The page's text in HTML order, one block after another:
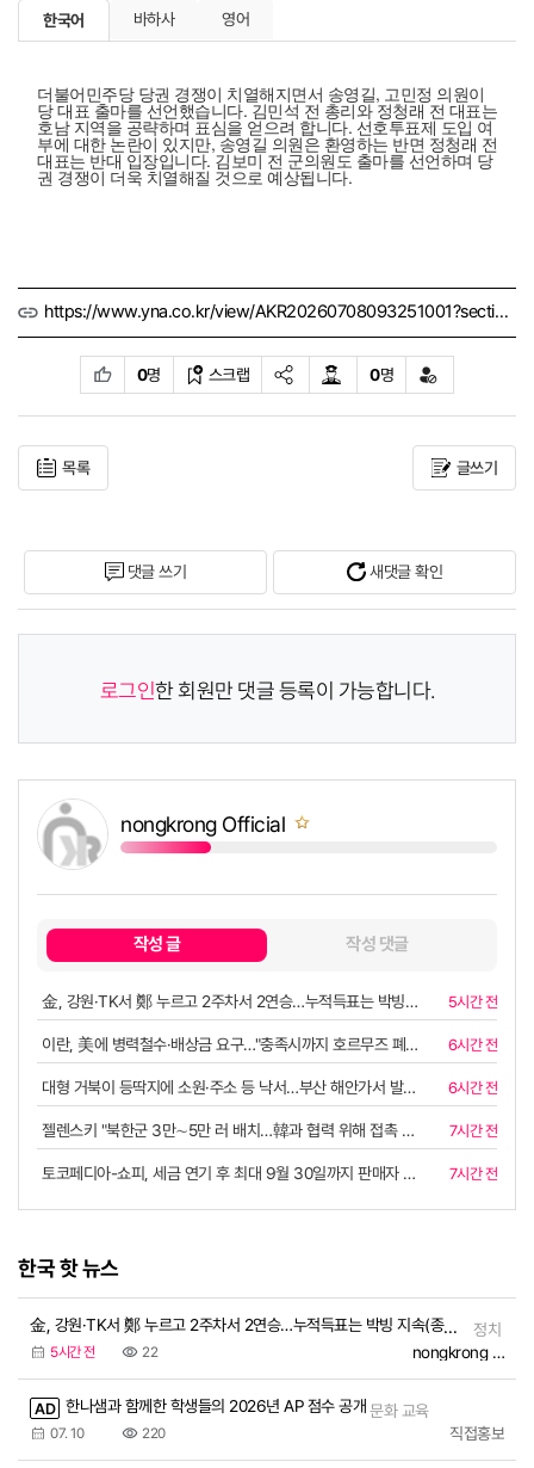
한국어 바하사 영어
더불어민주당 당권 경쟁이 치열해지면서 송영길, 고민정 의원이
당 대표 출마를 선언했습니다. 김민석 전 총리와 정청래 전 대표는
호남 지역을 공략하며 표심을 얻으려 합니다. 선호투표제 도입 여
부에 대한 논란이 있지만, 송영길 의원은 환영하는 반면 정청래 전
대표는 반대 입장입니다. 김보미 전 군의원도 출마를 선언하며 당
권 경쟁이 더욱 치열해질 것으로 예상됩니다.
https://www.yna.co.kr/view/AKR20260708093251001?section=politics/all
0명 스크랩 0명
목록 글쓰기
댓글 쓰기 새댓글 확인
로그인한 회원만 댓글 등록이 가능합니다.
nongkrong Official
작성 글 작성 댓글
金, 강원·TK서 鄭 누르고 2주차서 2연승…누적득표는 박빙 지속(종합) | 연합뉴스 5시간 전
이란, 美에 병력철수·배상금 요구…"충족시까지 호르무즈 폐쇄"(종합) | 연합뉴스 6시간 전
대형 거북이 등딱지에 소원·주소 등 낙서…부산 해안가서 발견 | 연합뉴스 6시간 전
젤렌스키 "북한군 3만∼5만 러 배치…韓과 협력 위해 접촉 중" | 연합뉴스 7시간 전
토코페디아-쇼피, 세금 연기 후 최대 9월 30일까지 판매자 자금 환불 7시간 전
한국 핫 뉴스
金, 강원·TK서 鄭 누르고 2주차서 2연승…누적득표는 박빙 지속(종합) | 연합뉴스
정치
nongkrong
5시간 전 22
AD 한나샘과 함께한 학생들의 2026년 AP 점수 공개문화 교육
직접홍보
07. 10 220